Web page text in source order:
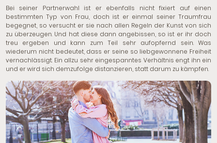
Bei seiner Partnerwahl ist er ebenfalls nicht fixiert auf einen
bestimmten Typ von Frau, doch ist er einmal seiner Traumfrau
begegnet, so versucht er sie nach allen Regeln der Kunst von sich
zu überzeugen. Und hat diese dann angebissen, so ist er ihr doch
treu ergeben und kann zum Teil sehr aufopfernd sein. Was
wiederum nicht bedeutet, dass er seine so liebgewonnene Freiheit
vernachlässigt. Ein allzu sehr eingespanntes Verhältnis engt ihn ein
und er wird sich demzufolge distanzieren, statt darum zu kämpfen.